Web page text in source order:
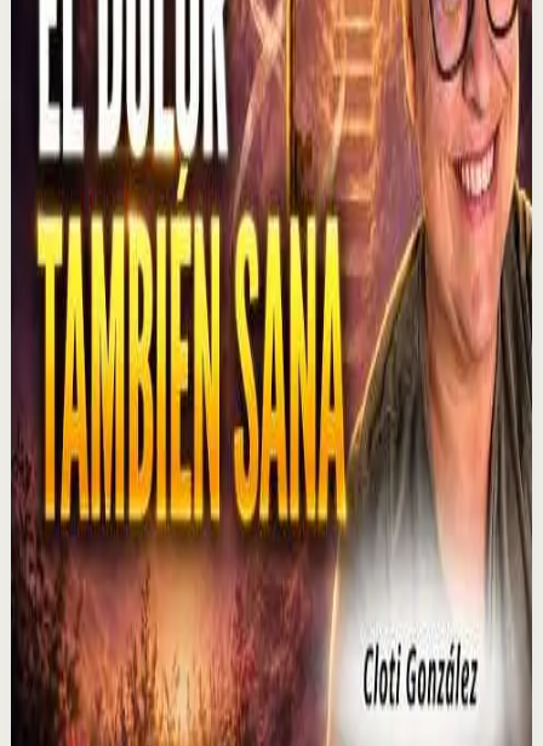
importante como tener una buena idea. Alex Pro revela
una lección que aprendió al negociar s...
visualizaciones
→
1:01:47
YouTube Charla
Recuperación Suave
MOTIVERSITY - LO MEJOR DE MOTIVERSITY EN
2026 (HASTA AHORA) | 1 HORA DE
MOTIVACIÓN
Motiversity en Español•6 ago
¡Lo MEJOR de 2026 hasta ahora! En este potente vídeo
motivacional de una hora, compartimos algunos de
nuestros vídeos favoritos de 2026. ¿Cuál es t...
3.1Kvisualizaciones
Ver→
▶
P0D
YouTubeVideo estándar